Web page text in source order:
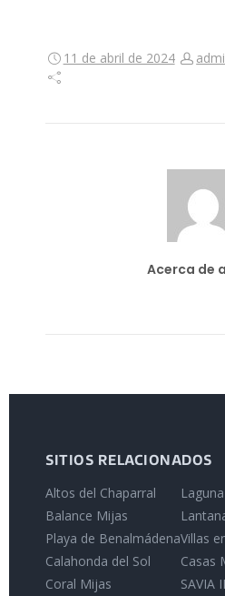
11 de abril de 2024
Acerca de
SITIOS RELACIONADOS
Altos del Chaparral
Balance Mijas
Playa de Benalmádena
Calahonda del Sol
Coral Mijas
Villas
Casas
SAVIA